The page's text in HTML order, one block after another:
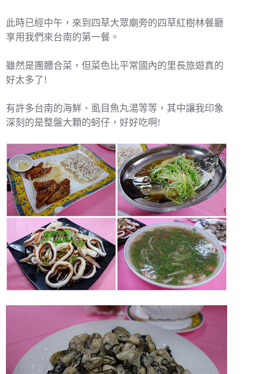
此時已經中午，來到四草大眾廟旁的四草紅樹林餐廳
享用我們來台南的第一餐。
雖然是團體合菜，但菜色比平常國內的里長旅遊真的
好太多了!
有許多台南的海鮮、虱目魚丸湯等等，其中讓我印象
深刻的是整盤大顆的蚵仔，好好吃啊!